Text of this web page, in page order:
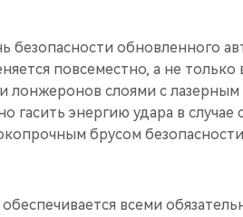
безопасности обновленного
повсеместно, а не только
лонжеронов слоями с лазерным
гасить энергию удара в случае
брусом
всеми